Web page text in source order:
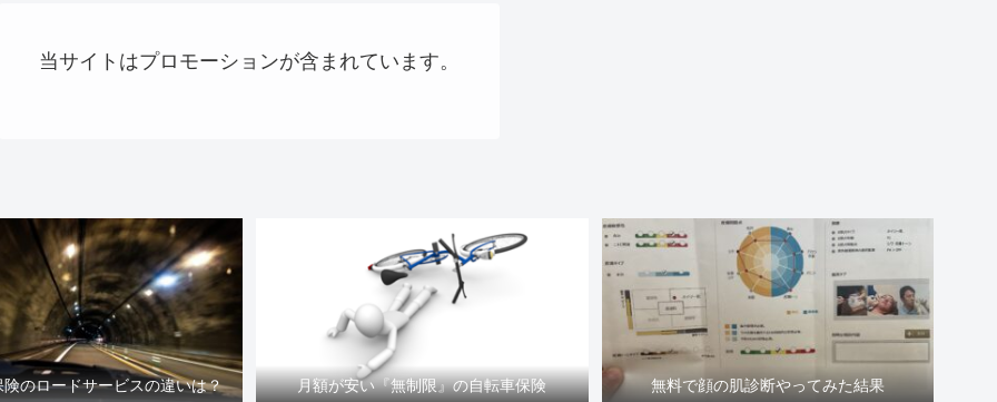
当サイトはプロモーションが含まれています。
険のロードサービスの違いは？ 月額が安い『無制限』の自転車保険 無料で顔の肌診断やってみた結果